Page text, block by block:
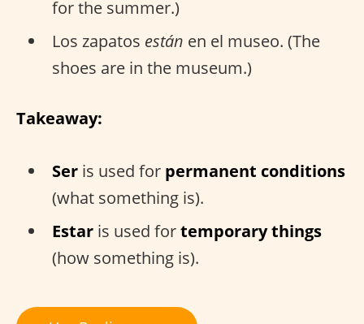
for the summer.)
Los zapatos están en el museo. (The
shoes are in the museum.)
Takeaway:
Ser is used for permanent conditions
(what something is).
Estar is used fortemporary things
(how something is).